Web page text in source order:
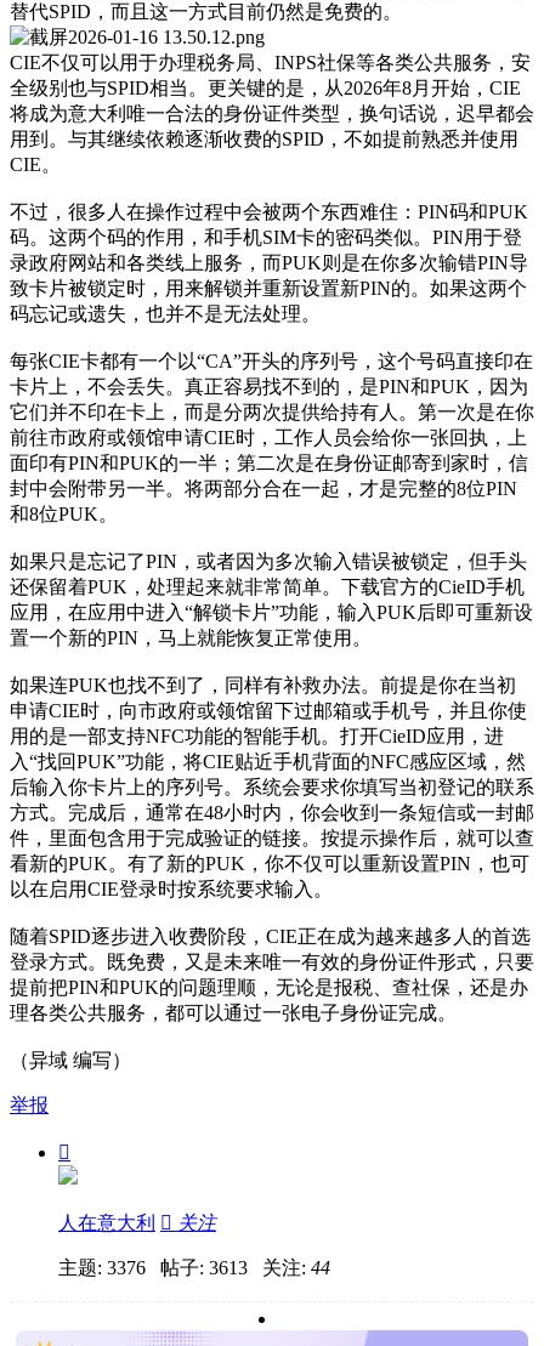
替代SPID，而且这一方式目前仍然是免费的。
CIE不仅可以用于办理税务局、INPS社保等各类公共服务，安
全级别也与SPID相当。更关键的是，从2026年8月开始，CIE
将成为意大利唯一合法的身份证件类型，换句话说，迟早都会
用到。与其继续依赖逐渐收费的SPID，不如提前熟悉并使用
CIE。
不过，很多人在操作过程中会被两个东西难住：PIN码和PUK
码。这两个码的作用，和手机SIM卡的密码类似。PIN用于登
录政府网站和各类线上服务，而PUK则是在你多次输错PIN导
致卡片被锁定时，用来解锁并重新设置新PIN的。如果这两个
码忘记或遗失，也并不是无法处理。
每张CIE卡都有一个以“CA”开头的序列号，这个号码直接印在
卡片上，不会丢失。真正容易找不到的，是PIN和PUK，因为
它们并不印在卡上，而是分两次提供给持有人。第一次是在你
前往市政府或领馆申请CIE时，工作人员会给你一张回执，上
面印有PIN和PUK的一半；第二次是在身份证邮寄到家时，信
封中会附带另一半。将两部分合在一起，才是完整的8位PIN
和8位PUK。
如果只是忘记了PIN，或者因为多次输入错误被锁定，但手头
还保留着PUK，处理起来就非常简单。下载官方的CieID手机
应用，在应用中进入“解锁卡片”功能，输入PUK后即可重新设
置一个新的PIN，马上就能恢复正常使用。
如果连PUK也找不到了，同样有补救办法。前提是你在当初
申请CIE时，向市政府或领馆留下过邮箱或手机号，并且你使
用的是一部支持NFC功能的智能手机。打开CieID应用，进
入“找回PUK”功能，将CIE贴近手机背面的NFC感应区域，然
后输入你卡片上的序列号。系统会要求你填写当初登记的联系
方式。完成后，通常在48小时内，你会收到一条短信或一封邮
件，里面包含用于完成验证的链接。按提示操作后，就可以查
看新的PUK。有了新的PUK，你不仅可以重新设置PIN，也可
以在启用CIE登录时按系统要求输入。
随着SPID逐步进入收费阶段，CIE正在成为越来越多人的首选
登录方式。既免费，又是未来唯一有效的身份证件形式，只要
提前把PIN和PUK的问题理顺，无论是报税、查社保，还是办
理各类公共服务，都可以通过一张电子身份证完成。
（异域 编写）
举报

人在意大利  关注
主题: 3376 帖子: 3613 关注: 44